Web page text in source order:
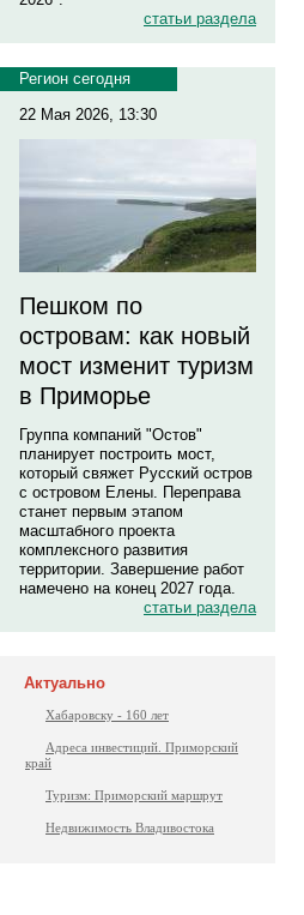
статьи раздела
Регион сегодня
22 Мая 2026, 13:30
Пешком по
островам: как новый
мост изменит туризм
в Приморье
Группа компаний "Остов"
планирует построить мост,
который свяжет Русский остров
с островом Елены. Переправа
станет первым этапом
масштабного проекта
комплексного развития
территории. Завершение работ
намечено на конец 2027 года.
статьи раздела
Актуально
Хабаровску - 160 лет
Адреса инвестиций. Приморский
край
Туризм: Приморский маршрут
Недвижимость Владивостока